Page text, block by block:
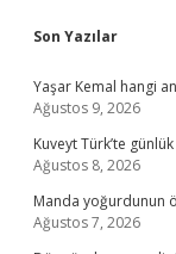
Sidebar
Son Yazılar
Yaşar Kemal hangi
Ağustos 9, 2026
Kuveyt Türk’te
Ağustos 8, 2026
Manda yoğurdunun
Ağustos 7, 2026